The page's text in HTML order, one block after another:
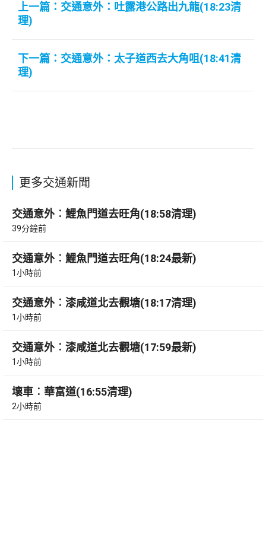
上一篇：交通意外：吐露港公路出九龍(18:23清
理)
下一篇：交通意外：太子道西去大角咀(18:41清
理)
更多交通新聞
交通意外︰鯉魚門道去旺角(18:58清理)
39分鐘前
交通意外︰鯉魚門道去旺角(18:24最新)
1小時前
交通意外︰漆咸道北去觀塘(18:17清理)
1小時前
交通意外︰漆咸道北去觀塘(17:59最新)
1小時前
壞車︰華富道(16:55清理)
2小時前